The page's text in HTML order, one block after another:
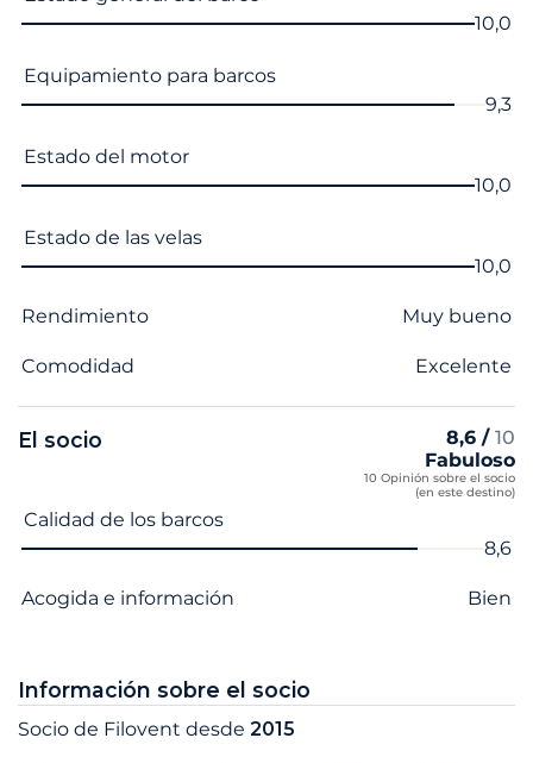
10,0
Equipamiento para barcos
9,3
Estado del motor
10,0
Estado de las velas
10,0
Rendimiento Muy bueno
Comodidad Excelente
El socio 8,6 / 10
Fabuloso
10 Opinión sobre el socio
(en este destino)
Nombre del criterio
Calidad de los barcos
8,6
Acogida e información Bien
Información sobre el socio
Socio de Filovent desde 2015